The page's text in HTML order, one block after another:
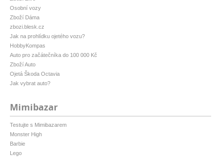
Osobní vozy
Zboží Dáma
zbozi.blesk.cz
Jak na prohlídku ojetého vozu?
HobbyKompas
Auto pro začátečníka do 100 000 Kč
Zboží Auto
Ojetá Škoda Octavia
Jak vybrat auto?
Mimibazar
Testujte s Mimibazarem
Monster High
Barbie
Lego